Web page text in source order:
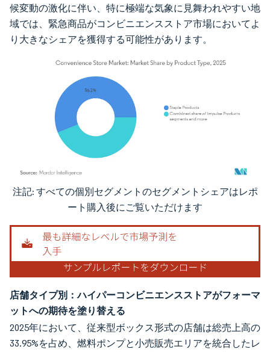
候変動の激化に伴い、特に極端な気象に見舞われやすい地
域では、緊急商品がコンビニエンスストア市場においてよ
り大きなシェアを獲得する可能性があります。
画像 © Mordor Intelligence。再利用にはCC BY 4.0の表示が必要です。
注記: すべての個別セグメントのセグメントシェアはレポ
ート購入後にご覧いただけます
店舗タイプ別：ハイパーコンビニエンスストアがフォーマ
ットへの期待を塗り替える
2025年において、従来型ボックス形式の店舗は総売上高の
33.95%を占め、燃料ポンプと小売販売エリアを統合したレ